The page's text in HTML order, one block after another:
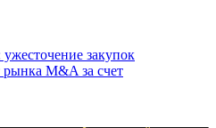
закупок
M&A за счет